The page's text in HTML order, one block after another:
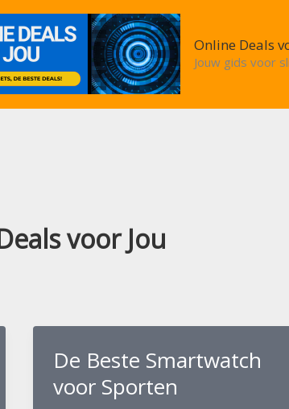
Online Deals
Jouw gids voor
voor Jou
De Beste Smartwatch
voor Sporten